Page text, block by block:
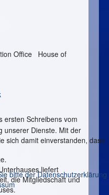
Office House of
ersten Schreibens vom
liefert
die Mitgliedschaft und
unserer Dienste. Mit der
sich damit einverstanden, dass
bitte der Datenschutzerklärung